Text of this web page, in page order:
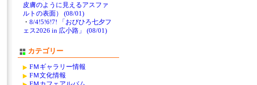
皮膚のように見えるアスファ
ルトの表面） (08/01)
・ 8/4!5!6!7! 「おびひろ七夕フ
ェス2026 in 広小路」 (08/01)
カテゴリー
FＭギャラリー情報
FＭ文化情報